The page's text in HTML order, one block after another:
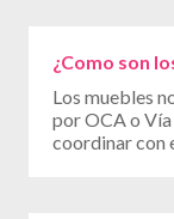
¿Como son
Los muebles
por OCA o Vía
coordinar con